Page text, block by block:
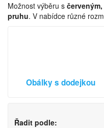
Možnost výběru s
pruhu. V nabídce různé
Obálky s dodejkou
Řadit podle: